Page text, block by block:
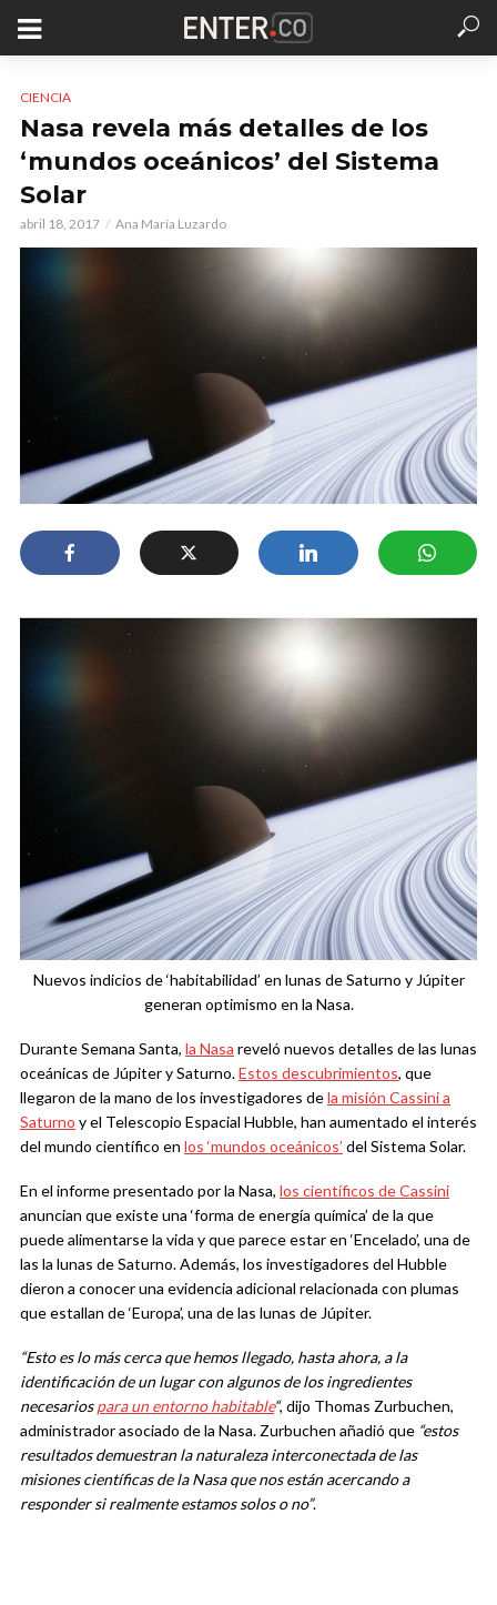
CIENCIA
Nasa revela más detalles de los
‘mundos oceánicos’ del Sistema
Solar
abril 18, 2017 Ana María Luzardo
Nuevos indicios de ‘habitabilidad’ en lunas de Saturno y Júpiter
generan optimismo en la Nasa.
Durante Semana Santa, la Nasa reveló nuevos detalles de las lunas
oceánicas de Júpiter y Saturno.Estos descubrimientos, que
llegaron de la mano de los investigadores dela misión Cassini a
Saturno y el Telescopio Espacial Hubble, han aumentado el interés
del mundo científico en los ‘mundos oceánicos’ del Sistema Solar.
En el informe presentado por la Nasa, los científicos de Cassini
anuncian que existe una ‘forma de energía química’ de la que
puede alimentarse la vida y que parece estar en ‘Encelado’, una de
las la lunas de Saturno. Además, los investigadores del Hubble
dieron a conocer una evidencia adicional relacionada con plumas
que estallan de ‘Europa’, una de las lunas de Júpiter.
“Esto es lo más cerca que hemos llegado, hasta ahora, a la
identificación de un lugar con algunos de los ingredientes
necesariospara un entorno habitable“, dijo Thomas Zurbuchen,
administrador asociado de la Nasa. Zurbuchen añadió que “estos
resultados demuestran la naturaleza interconectada de las
misiones científicas de la Nasa que nos están acercando a
responder si realmente estamos solos o no”.